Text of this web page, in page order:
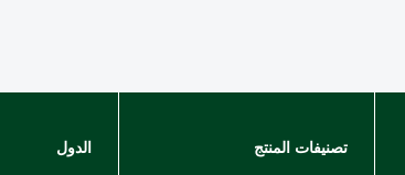
تصنيفات المنتج الدول